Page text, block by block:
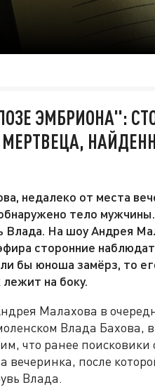
ЭМБРИОНА":
недалеко от места
тело
Влада. На шоу Андрея
сторонние
бы юноша замёрз, то
на боку.
Малахова в
Влада Бахова,
что ранее
вечеринка, после
Влада.